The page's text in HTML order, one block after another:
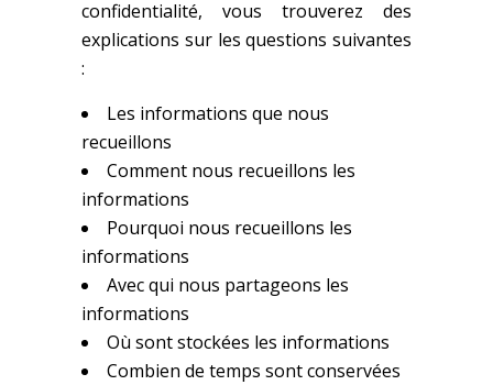
confidentialité, vous trouverez des
explications sur les questions suivantes
:
Les informations que nous
recueillons
Comment nous recueillons les
informations
Pourquoi nous recueillons les
informations
Avec qui nous partageons les
informations
Où sont stockées les informations
Combien de temps sont conservées